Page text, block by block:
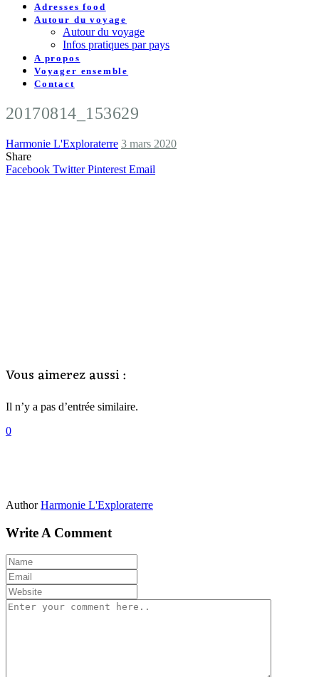
Adresses food
Autour du voyage
Autour du voyage
Infos pratiques par pays
A propos
Voyager ensemble
Contact
20170814_153629
Harmonie L'Exploraterre 3 mars 2020
Share
Facebook Twitter Pinterest Email
Vous aimerez aussi :
Il n’y a pas d’entrée similaire.
0
Author Harmonie L'Exploraterre
Write A Comment